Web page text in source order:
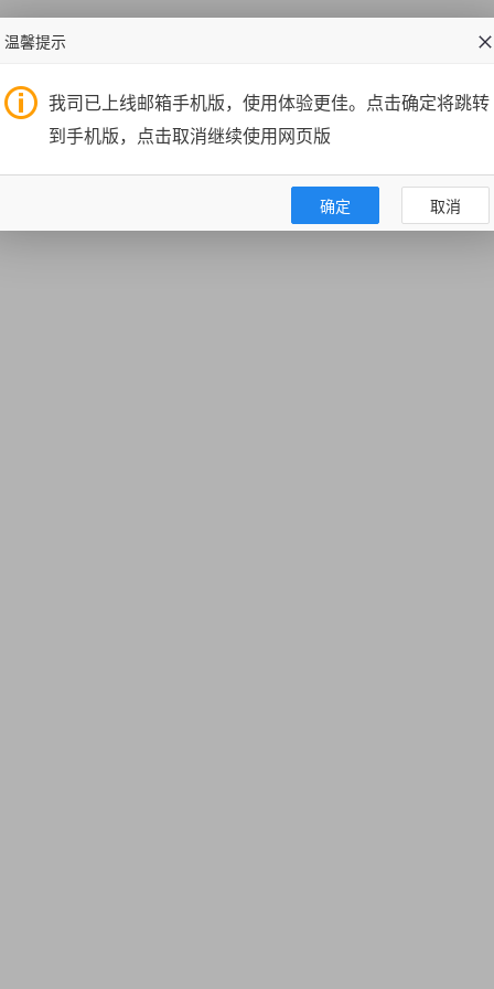
温馨提示
我司已上线邮箱手机版，使用体验更佳。点击确定将跳转
到手机版，点击取消继续使用网页版
确定 取消